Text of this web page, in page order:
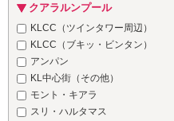
クアラルンプール
KLCC（ツインタワー周辺）
KLCC（ブキッ・ビンタン）
アンパン
KL中心街（その他）
モント・キアラ
スリ・ハルタマス